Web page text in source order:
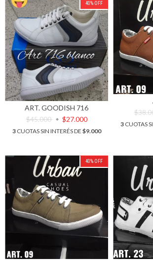
40% OFF
ART. GOODISH 716
$45.000
$27.000
3CUOTAS SIN INTERÉS DE $9.000
3CUOTAS
40% OFF